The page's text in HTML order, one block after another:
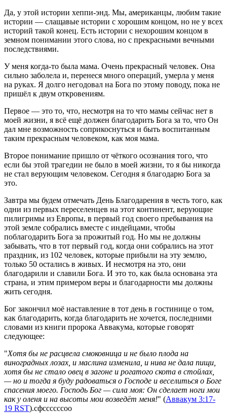
Да, у этой истории хеппи-энд. Мы, американцы, любим такие
истории — слащавые истории с хорошим концом, но не у всех
историй такой конец. Есть истории с нехорошим концом в
земном понимании этого слова, но с прекрасными вечными
последствиями.
У меня когда-то была мама. Очень прекрасный человек. Она
сильно заболела и, перенеся много операций, умерла у меня
на руках. Я долго негодовал на Бога по этому поводу, пока не
пришёл к двум откровениям.
Первое — это то, что, несмотря на то что мамы сейчас нет в
моей жизни, я всё ещё должен благодарить Бога за то, что Он
дал мне возможность соприкоснуться и быть воспитанным
таким прекрасным человеком, как моя мама.
Второе понимание пришло от чёткого осознания того, что
если бы этой трагедии не было в моей жизни, то я бы никогда
не стал верующим человеком. Сегодня я благодарю Бога за
это.
Завтра мы будем отмечать День Благодарения в честь того, как
одни из первых переселенцев на этот континент, верующие
пилигримы из Европы, в первый год своего пребывания на
этой земле собрались вместе с индейцами, чтобы
поблагодарить Бога за прожитый год. Но мы не должны
забывать, что в тот первый год, когда они собрались на этот
праздник, из 102 человек, которые прибыли на эту землю,
только 50 остались в живых. И несмотря на это, они
благодарили и славили Бога. И это то, как была основана эта
страна, и этим примером веры и благодарности мы должны
жить сегодня.
Бог закончил моё наставление в тот день в гостинице о том,
как благодарить, когда благодарить не хочется, последними
словами из книги пророка Аввакума, которые говорят
следующее:
"Хотя бы не расцвела смоковница и не было плода на
виноградных лозах, и маслина изменила, и нива не дала пищи,
хотя бы не стало овец в загоне и рогатого скота в стойлах,
— но и тогда я буду радоваться о Господе и веселиться о Боге
спасения моего. Господь Бог — сила моя: Он сделает ноги мои
как у оленя и на высоты мои возведёт меня!" (Аввакум 3:17-
19 RST).сфссссссоо